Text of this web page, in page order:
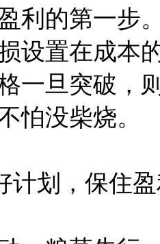
利的第一步
设置在成本
一旦突破，
怕没柴烧。
划，保住盈